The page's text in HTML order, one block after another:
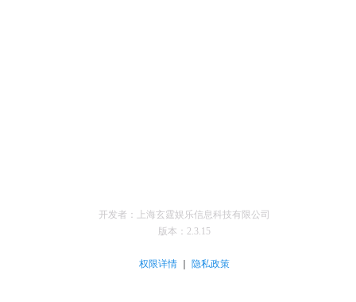
开发者：上海玄霆娱乐信息科技有限公司
版本： 2.3.15
权限详情 ｜ 隐私政策